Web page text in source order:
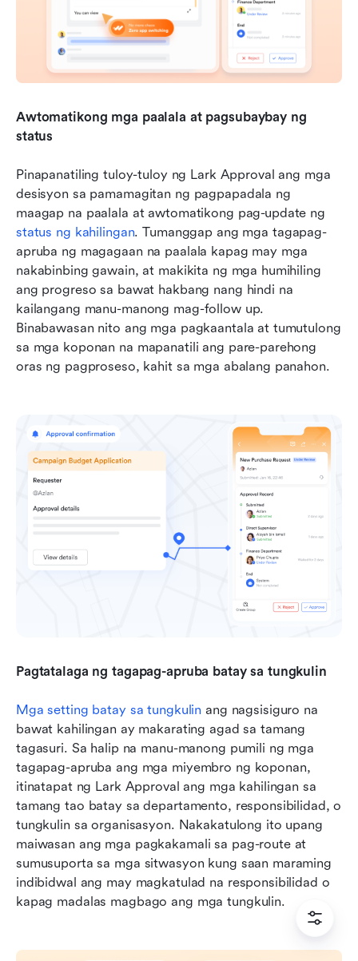
Awtomatikong mga paalala at pagsubaybay ng
status
Pinapanatiling tuloy-tuloy ng Lark Approval ang mga
desisyon sa pamamagitan ng pagpapadala ng
status ng kahilingan. Tumanggap ang mga tagapag-
apruba ng magagaan na paalala kapag may mga
nakabinbing gawain, at makikita ng mga humihiling
ang progreso sa bawat hakbang nang hindi na
kailangang manu-manong mag-follow up.
Binabawasan nito ang mga pagkaantala at tumutulong
sa mga koponan na mapanatili ang pare-parehong
oras ng pagproseso, kahit sa mga abalang panahon.
Pagtatalaga ng tagapag-apruba batay sa tungkulin
Mga setting batay sa tungkulin ang nagsisiguro na
bawat kahilingan ay makarating agad sa tamang
tagasuri. Sa halip na manu-manong pumili ng mga
tagapag-apruba ang mga miyembro ng koponan,
itinatapat ng Lark Approval ang mga kahilingan sa
tamang tao batay sa departamento, responsibilidad, o
tungkulin sa organisasyon. Nakakatulong ito upang
maiwasan ang mga pagkakamali sa pag-route at
sumusuporta sa mga sitwasyon kung saan maraming
indibidwal ang may magkatulad na responsibilidad o
kapag madalas magbago ang mga tungkulin.